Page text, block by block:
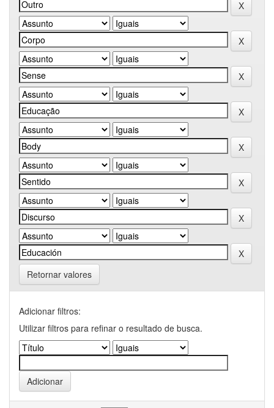
Retornar valores
Adicionar filtros:
Utilizar filtros para refinar o resultado de busca.